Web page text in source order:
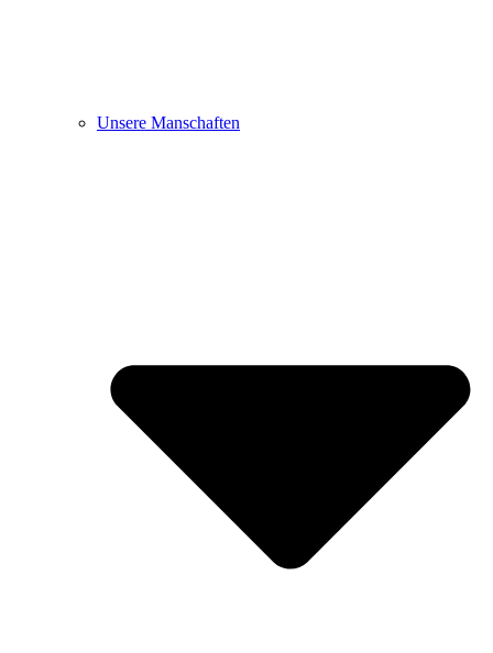
Unsere Manschaften